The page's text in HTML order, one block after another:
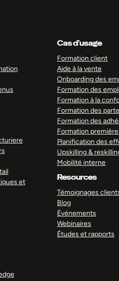
et
Cas d’usage
Formation client
Aide à la vente
Onboarding des
Formation des
Formation à la
Formation des
Formation des
Formation
Planification des
Upskilling &
Mobilité interne
Resources
Témoignages
Blog
Événements
Webinaires
Études et rapports